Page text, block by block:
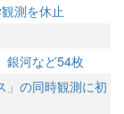
測を休止
銀河など54枚
」の同時観測に初